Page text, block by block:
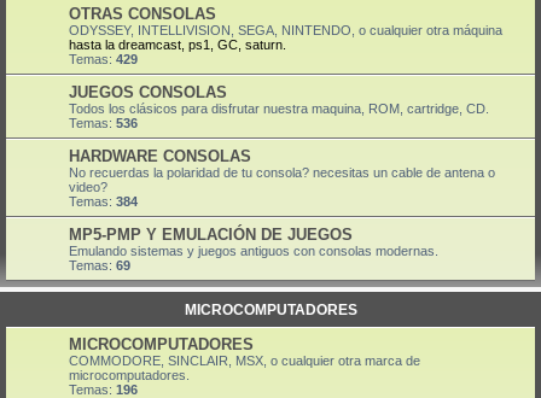
OTRAS CONSOLAS
ODYSSEY, INTELLIVISION, SEGA, NINTENDO, o cualquier otra máquina
hasta la dreamcast, ps1, GC, saturn.
Temas: 429
JUEGOS CONSOLAS
Todos los clásicos para disfrutar nuestra maquina, ROM, cartridge, CD.
Temas: 536
HARDWARE CONSOLAS
No recuerdas la polaridad de tu consola? necesitas un cable de antena o
video?
Temas: 384
MP5-PMP Y EMULACIÓN DE JUEGOS
Emulando sistemas y juegos antiguos con consolas modernas.
Temas: 69
MICROCOMPUTADORES
MICROCOMPUTADORES
COMMODORE, SINCLAIR, MSX, o cualquier otra marca de
microcomputadores.
Temas: 196